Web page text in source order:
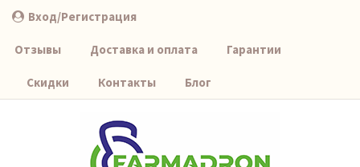
Вход/Регистрация
Отзывы Доставка и оплата Гарантии
Скидки Контакты Блог